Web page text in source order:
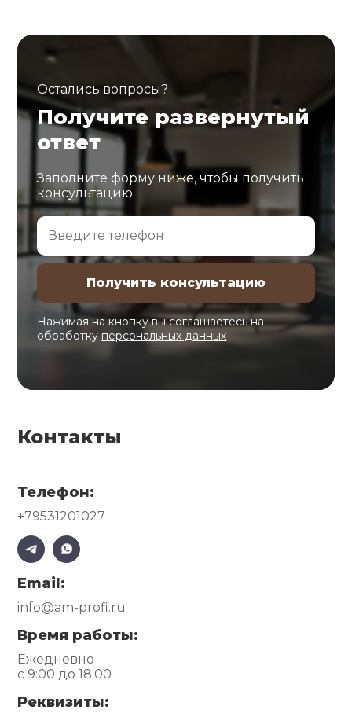
Остались вопросы?
Получите развернутый
ответ
Заполните форму ниже, чтобы получить
консультацию
Нажимая на кнопку вы соглашаетесь на
обработкуперсональных данных
Контакты
Телефон:
+79531201027
Email:
info@am-profi.ru
Время работы:
Ежедневно
с 9:00 до 18:00
Реквизиты: